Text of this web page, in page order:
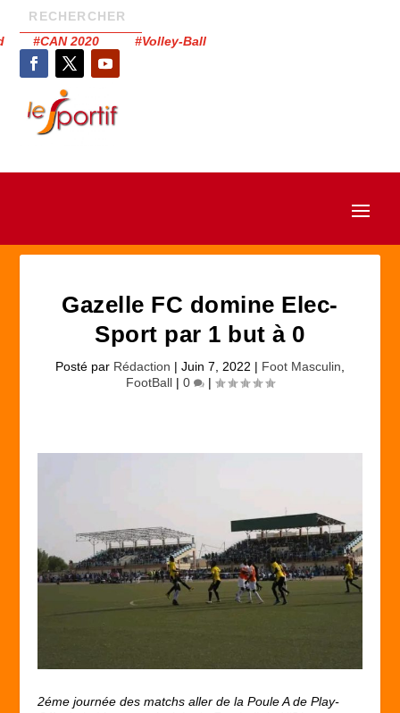
#CAN 2020 #Volley-Ball
Gazelle FC domine Elec-
Sport par 1 but à 0
Posté par Rédaction | Juin 7, 2022 | Foot Masculin
FootBall | 0 |
2éme journée des matchs aller de la Poule A de Play-